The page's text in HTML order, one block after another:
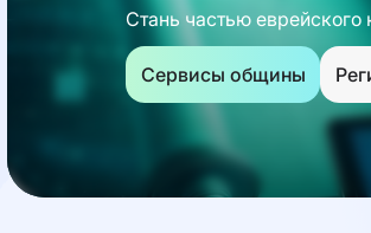
Стань частью
Сервисы общины